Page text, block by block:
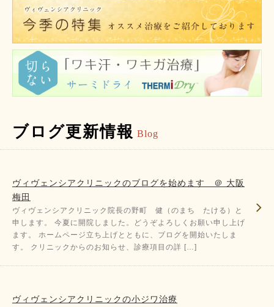
ブログ更新情報 Blog
ヴィヴェンシアクリニックのブログを始めます ＠ 大阪
梅田
ヴィヴェンシアクリニック院長の野町 健（のまち たける）と
申します。 今夏に開院しました。どうぞよろしくお願い申し上げ
ます。 ホームページ立ち上げとともに、ブログを開始いたしま
す。 クリニックからのお知らせ、診療項目の詳 […]
ヴィヴェンシアクリニックの小ジワ治療